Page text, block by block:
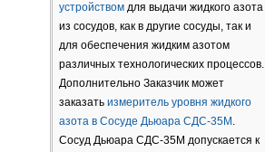
устройством для выдачи жидкого азота
из сосудов, как в другие сосуды, так и
для обеспечения жидким азотом
различных технологических процессов.
Дополнительно Заказчик может
заказать измеритель уровня жидкого
азота в Сосуде Дьюара СДС-35М .
Сосуд Дьюара СДС-35М допускается к